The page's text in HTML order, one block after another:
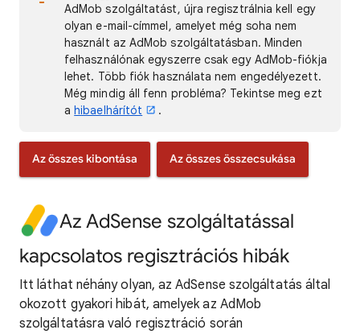
AdMob szolgáltatást, újra regisztrálnia kell egy
olyan e-mail-címmel, amelyet még soha nem
használt az AdMob szolgáltatásban. Minden
felhasználónak egyszerre csak egy AdMob-fiókja
lehet. Több fiók használata nem engedélyezett.
Még mindig áll fenn probléma? Tekintse meg ezt
ahibaelhárítót .
Az összes kibontása Az összes összecsukása
Az AdSense szolgáltatással
kapcsolatos regisztrációs hibák
Itt láthat néhány olyan, az AdSense szolgáltatás által
okozott gyakori hibát, amelyek az AdMob
szolgáltatásra való regisztráció során